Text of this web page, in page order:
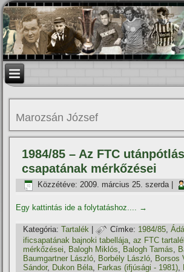
Marozsán József
1984/85 – Az FTC
csapatának mérkőzései
Közzétéve: 2009. március 25. szerda|
Egy kattintás ide a folytatáshoz.... →
Kategória: Tartalék | Címke: 1984/85,
ificsapatának bajnoki tabellája,az FTC
mérkőzései, Balogh Miklós, Balogh Tamás,
Baumgartner László, Borbély László, Borsos
Sándor, Dukon Béla, Farkas (ifjúsági - 1981),